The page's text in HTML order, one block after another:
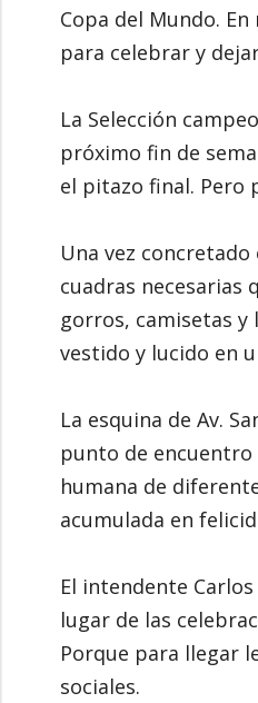
Copa del Mundo.
para celebrar y
La Selección
próximo fin de
el pitazo final. Pero
Una vez
cuadras necesarias
gorros, camisetas
vestido y lucido en
La esquina de Av.
punto de
humana de
acumulada en
El intendente
lugar de las
Porque para llegar
sociales.